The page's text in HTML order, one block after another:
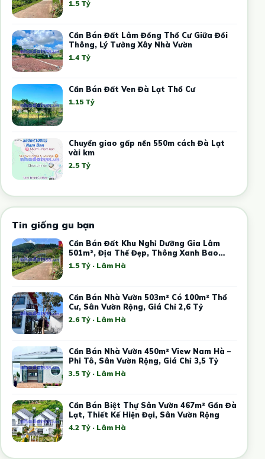
1.5 Tỷ
Cần Bán Đất Lâm Đồng Thổ Cư Giữa Đồi
Thông, Lý Tưởng Xây Nhà Vườn
1.4 Tỷ
Cần Bán Đất Ven Đà Lạt Thổ Cư
1.15 Tỷ
Chuyển giao gấp nền 550m cách Đà Lạt
vài km
2.5 Tỷ
Tin giống gu bạn
Cần Bán Đất Khu Nghỉ Dưỡng Gia Lâm
501m², Địa Thế Đẹp, Thông Xanh Bao
Quanh
1.5 Tỷ · Lâm Hà
Cần Bán Nhà Vườn 503m² Có 100m² Thổ
Cư, Sân Vườn Rộng, Giá Chỉ 2,6 Tỷ
2.6 Tỷ · Lâm Hà
Cần Bán Nhà Vườn 450m² View Nam Hà –
Phi Tô, Sân Vườn Rộng, Giá Chỉ 3,5 Tỷ
3.5 Tỷ · Lâm Hà
Cần Bán Biệt Thự Sân Vườn 467m² Gần Đà
Lạt, Thiết Kế Hiện Đại, Sân Vườn Rộng
4.2 Tỷ · Lâm Hà